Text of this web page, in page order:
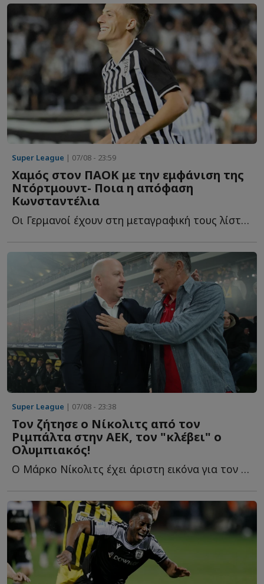
Super League | 07/08 - 23:59
Χαμός στον ΠΑΟΚ με την εμφάνιση της
Ντόρτμουντ- Ποια η απόφαση
Κωνσταντέλια
Οι Γερμανοί έχουν στη μεταγραφική τους λίστα και τον Γ...
Super League | 07/08 - 23:38
Τον ζήτησε ο Νίκολιτς από τον
Ριμπάλτα στην ΑΕΚ, τον "κλέβει" ο
Ολυμπιακός!
Ο Μάρκο Νίκολιτς έχει άριστη εικόνα για τον παίκτη κ...